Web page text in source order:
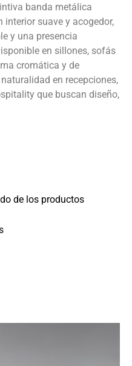
banda metálica
interior suave y acogedor,
y una presencia
en sillones, sofás
cromática y de
en recepciones,
que buscan diseño,
de los productos